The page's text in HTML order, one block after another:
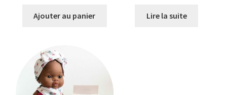
Ajouter au panier Lire la suite